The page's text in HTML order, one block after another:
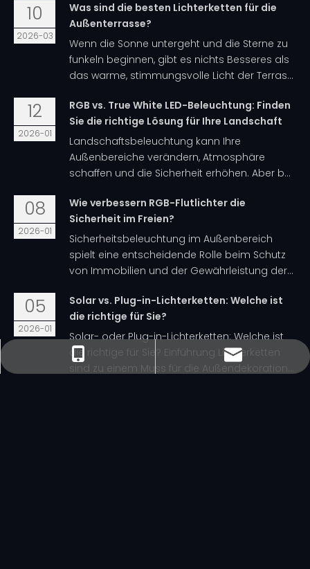
10
2026-03
Was sind die besten Lichterketten für die
Außenterrasse?
Wenn die Sonne untergeht und die Sterne zu
funkeln beginnen, gibt es nichts Besseres als
das warme, stimmungsvolle Licht der Terras...
12
2026-01
RGB vs. True White LED-Beleuchtung: Finden
Sie die richtige Lösung für Ihre Landschaft
Landschaftsbeleuchtung kann Ihre
Außenbereiche verändern, Atmosphäre
schaffen und die Sicherheit erhöhen. Aber b...
08
2026-01
Wie verbessern RGB-Flutlichter die
Sicherheit im Freien?
Sicherheitsbeleuchtung im Außenbereich
spielt eine entscheidende Rolle beim Schutz
von Immobilien und der Gewährleistung der...
05
2026-01
Solar vs. Plug-in-Lichterketten: Welche ist
die richtige für Sie?
Solar- oder Plug-in-Lichterketten: Welche ist
die richtige für Sie? Einführung Lichterketten
sind zu einem Muss für die Außendekoration...
+86-13794876868
sales@minleon.com
+86-137-9487-6868
sales@minleon.com